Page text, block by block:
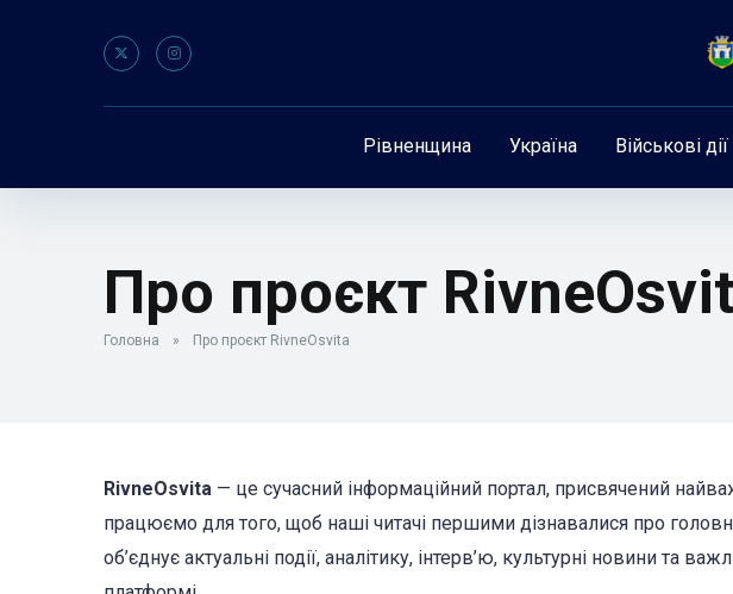
Рівненщина Україна Військові дії
Про проєкт
Головна » Про проєкт RivneOsvita
RivneOsvita — це сучасний інформаційний портал, присвячений
працюємо для того, щоб наші читачі першими дізнавалися про головні
об’єднує актуальні події, аналітику, інтерв’ю, культурні новини та